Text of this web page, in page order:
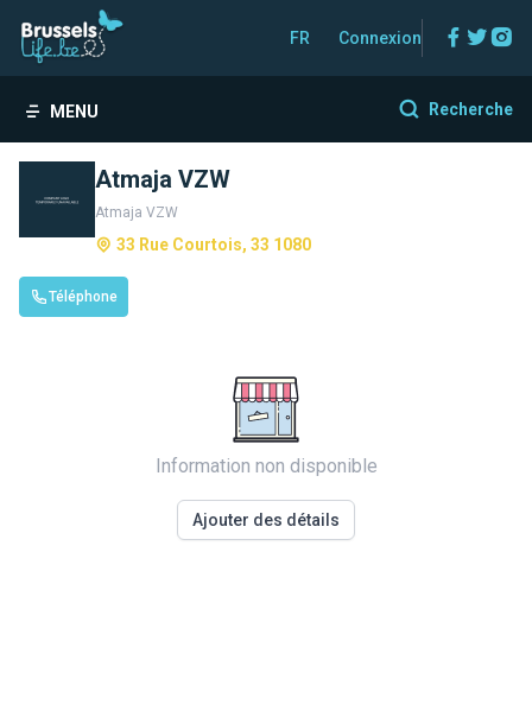
FR Connexion
MENU Recherche
Atmaja VZW
Atmaja VZW
33 Rue Courtois, 33 1080
Téléphone
Information non disponible
Ajouter des détails